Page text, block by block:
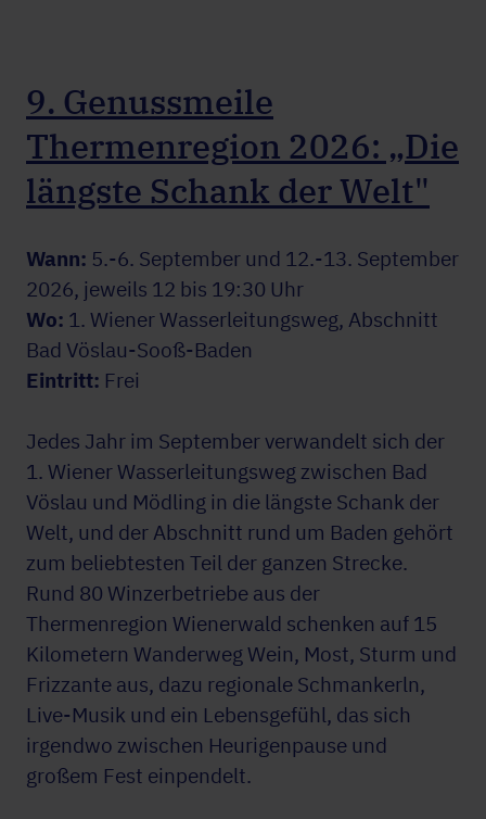
9. Genussmeile
Thermenregion 2026: „Die
längste Schank der Welt"
Wann: 5.-6. September und 12.-13. September
2026, jeweils 12 bis 19:30 Uhr
Wo: 1. Wiener Wasserleitungsweg, Abschnitt
Bad Vöslau-Sooß-Baden
Eintritt: Frei
Jedes Jahr im September verwandelt sich der
1. Wiener Wasserleitungsweg zwischen Bad
Vöslau und Mödling in die längste Schank der
Welt, und der Abschnitt rund um Baden gehört
zum beliebtesten Teil der ganzen Strecke.
Rund 80 Winzerbetriebe aus der
Thermenregion Wienerwald schenken auf 15
Kilometern Wanderweg Wein, Most, Sturm und
Frizzante aus, dazu regionale Schmankerln,
Live-Musik und ein Lebensgefühl, das sich
irgendwo zwischen Heurigenpause und
großem Fest einpendelt.